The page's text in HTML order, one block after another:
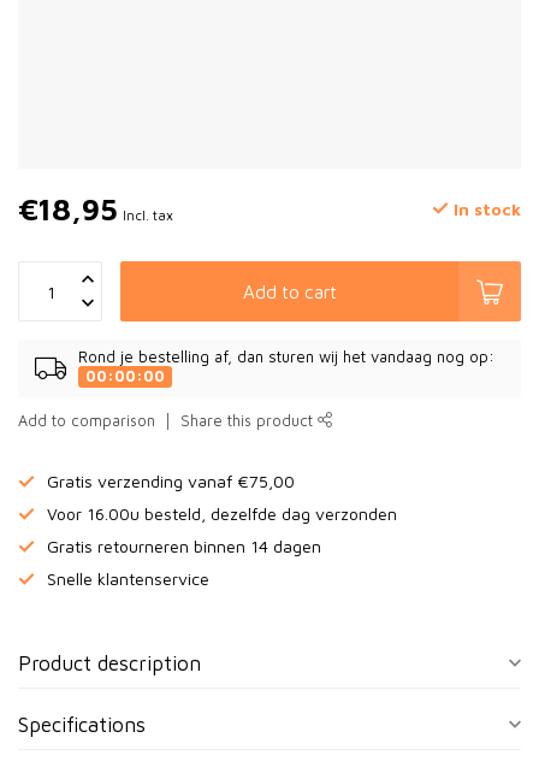
€18,95 Incl. tax In stock
Add to cart
Rond je bestelling af, dan sturen wij het vandaag nog op:
00:00:00
Add to comparison Share this product
Gratis verzending vanaf €75,00
Voor 16.00u besteld, dezelfde dag verzonden
Gratis retourneren binnen 14 dagen
Snelle klantenservice
Product description
Specifications